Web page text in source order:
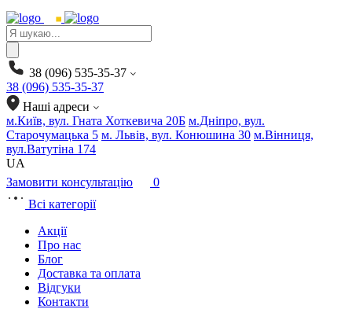
Products
search
38 (096) 535-35-37
38 (096) 535-35-37
Наші адреси
м.Київ, вул. Гната Хоткевича 20Б м.Дніпро, вул.
Старочумацька 5 м. Львів, вул. Конюшина 30 м.Вінниця,
вул.Ватутіна 174
UA
Замовити консультацію
0
Всі категорії
Акції
Про нас
Блог
Доставка та оплата
Відгуки
Контакти